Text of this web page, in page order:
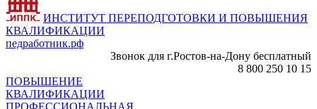
ИНСТИТУТ ПЕРЕПОДГОТОВКИ И ПОВЫШЕНИЯ
КВАЛИФИКАЦИИ
педработник.рф
Звонок для г.Ростов-на-Дону бесплатный
8 800 250 10 15
ПОВЫШЕНИЕ
КВАЛИФИКАЦИИ
ПРОФЕССИОНАЛЬНАЯ